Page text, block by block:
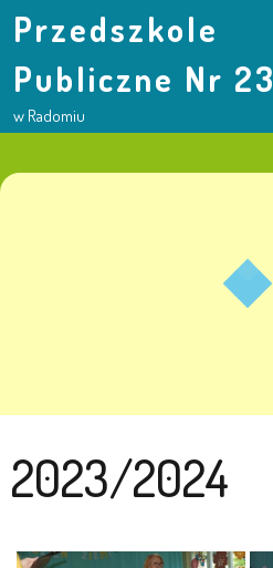
Przedszkole
Publiczne Nr 23
w Radomiu
2023/2024